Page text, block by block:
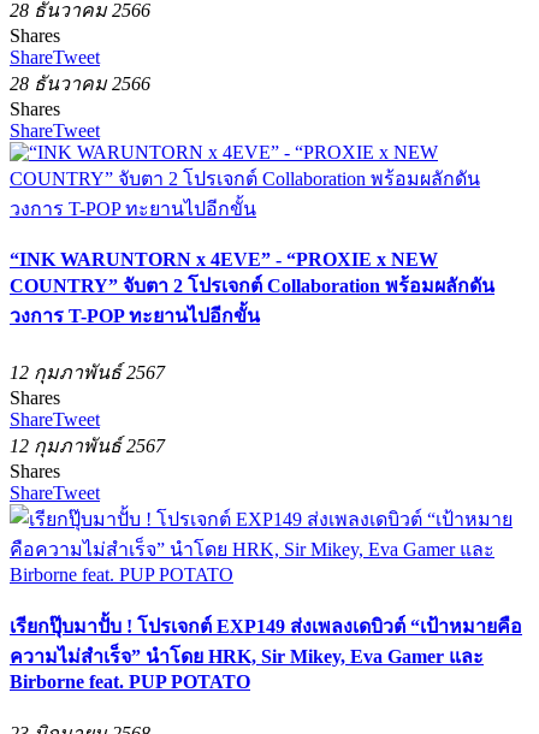
28 ธันวาคม 2566
Shares
ShareTweet
28 ธันวาคม 2566
Shares
ShareTweet
“INK WARUNTORN x 4EVE” - “PROXIE x NEW
COUNTRY” จับตา 2 โปรเจกต์ Collaboration พร้อมผลักดัน
วงการ T-POP ทะยานไปอีกขั้น
12 กุมภาพันธ์ 2567
Shares
ShareTweet
12 กุมภาพันธ์ 2567
Shares
ShareTweet
เรียกปุ๊บมาปั้บ ! โปรเจกต์ EXP149 ส่งเพลงเดบิวต์ “เป้าหมายคือ
ความไม่สำเร็จ” นำโดย HRK, Sir Mikey, Eva Gamer และ
Birborne feat. PUP POTATO